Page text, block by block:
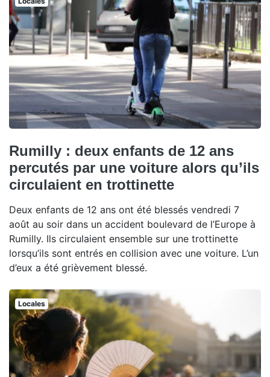
Rumilly : deux enfants de 12 ans
percutés par une voiture alors qu’ils
circulaient en trottinette
Deux enfants de 12 ans ont été blessés vendredi 7
août au soir dans un accident boulevard de l’Europe à
Rumilly. Ils circulaient ensemble sur une trottinette
lorsqu’ils sont entrés en collision avec une voiture. L’un
d’eux a été grièvement blessé.
Locales